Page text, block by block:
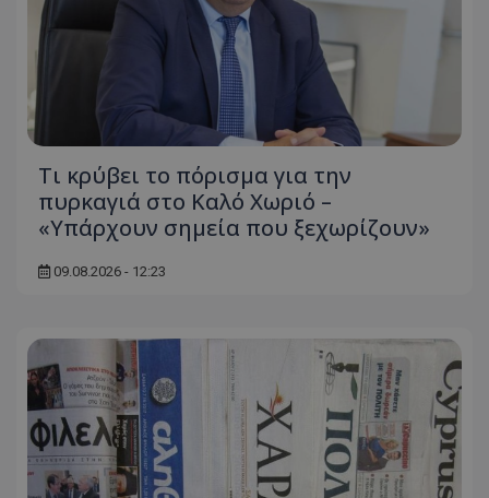
Τι κρύβει το πόρισμα για την
πυρκαγιά στο Καλό Χωριό –
«Υπάρχουν σημεία που ξεχωρίζουν»
09.08.2026 - 12:23